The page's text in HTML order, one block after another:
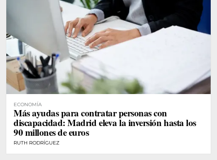
ECONOMÍA
Más ayudas para contratar personas con
discapacidad: Madrid eleva la inversión hasta los
90 millones de euros
RUTH RODRÍGUEZ